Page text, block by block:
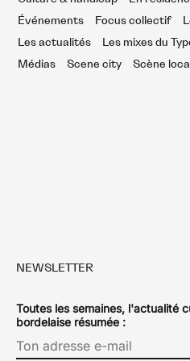
Événements
Focus collectif
Les actualités
Les mixes du
Médias
Scene city Scène
NEWSLETTER
Toutes les semaines, l'actualité
bordelaise résumée :